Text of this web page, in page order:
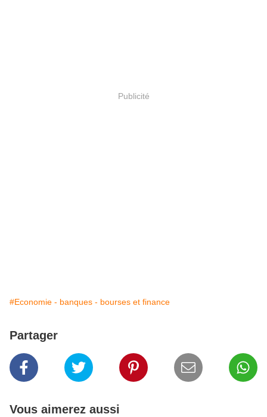
Publicité
#Economie - banques - bourses et finance
Partager
Vous aimerez aussi